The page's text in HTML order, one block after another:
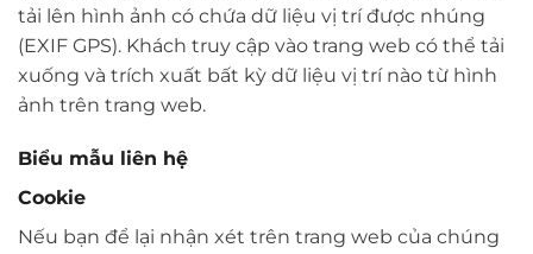
tải lên hình ảnh có chứa dữ liệu vị trí được nhúng
(EXIF GPS). Khách truy cập vào trang web có thể tải
xuống và trích xuất bất kỳ dữ liệu vị trí nào từ hình
ảnh trên trang web.
Biểu mẫu liên hệ
Cookie
Nếu bạn để lại nhận xét trên trang web của chúng